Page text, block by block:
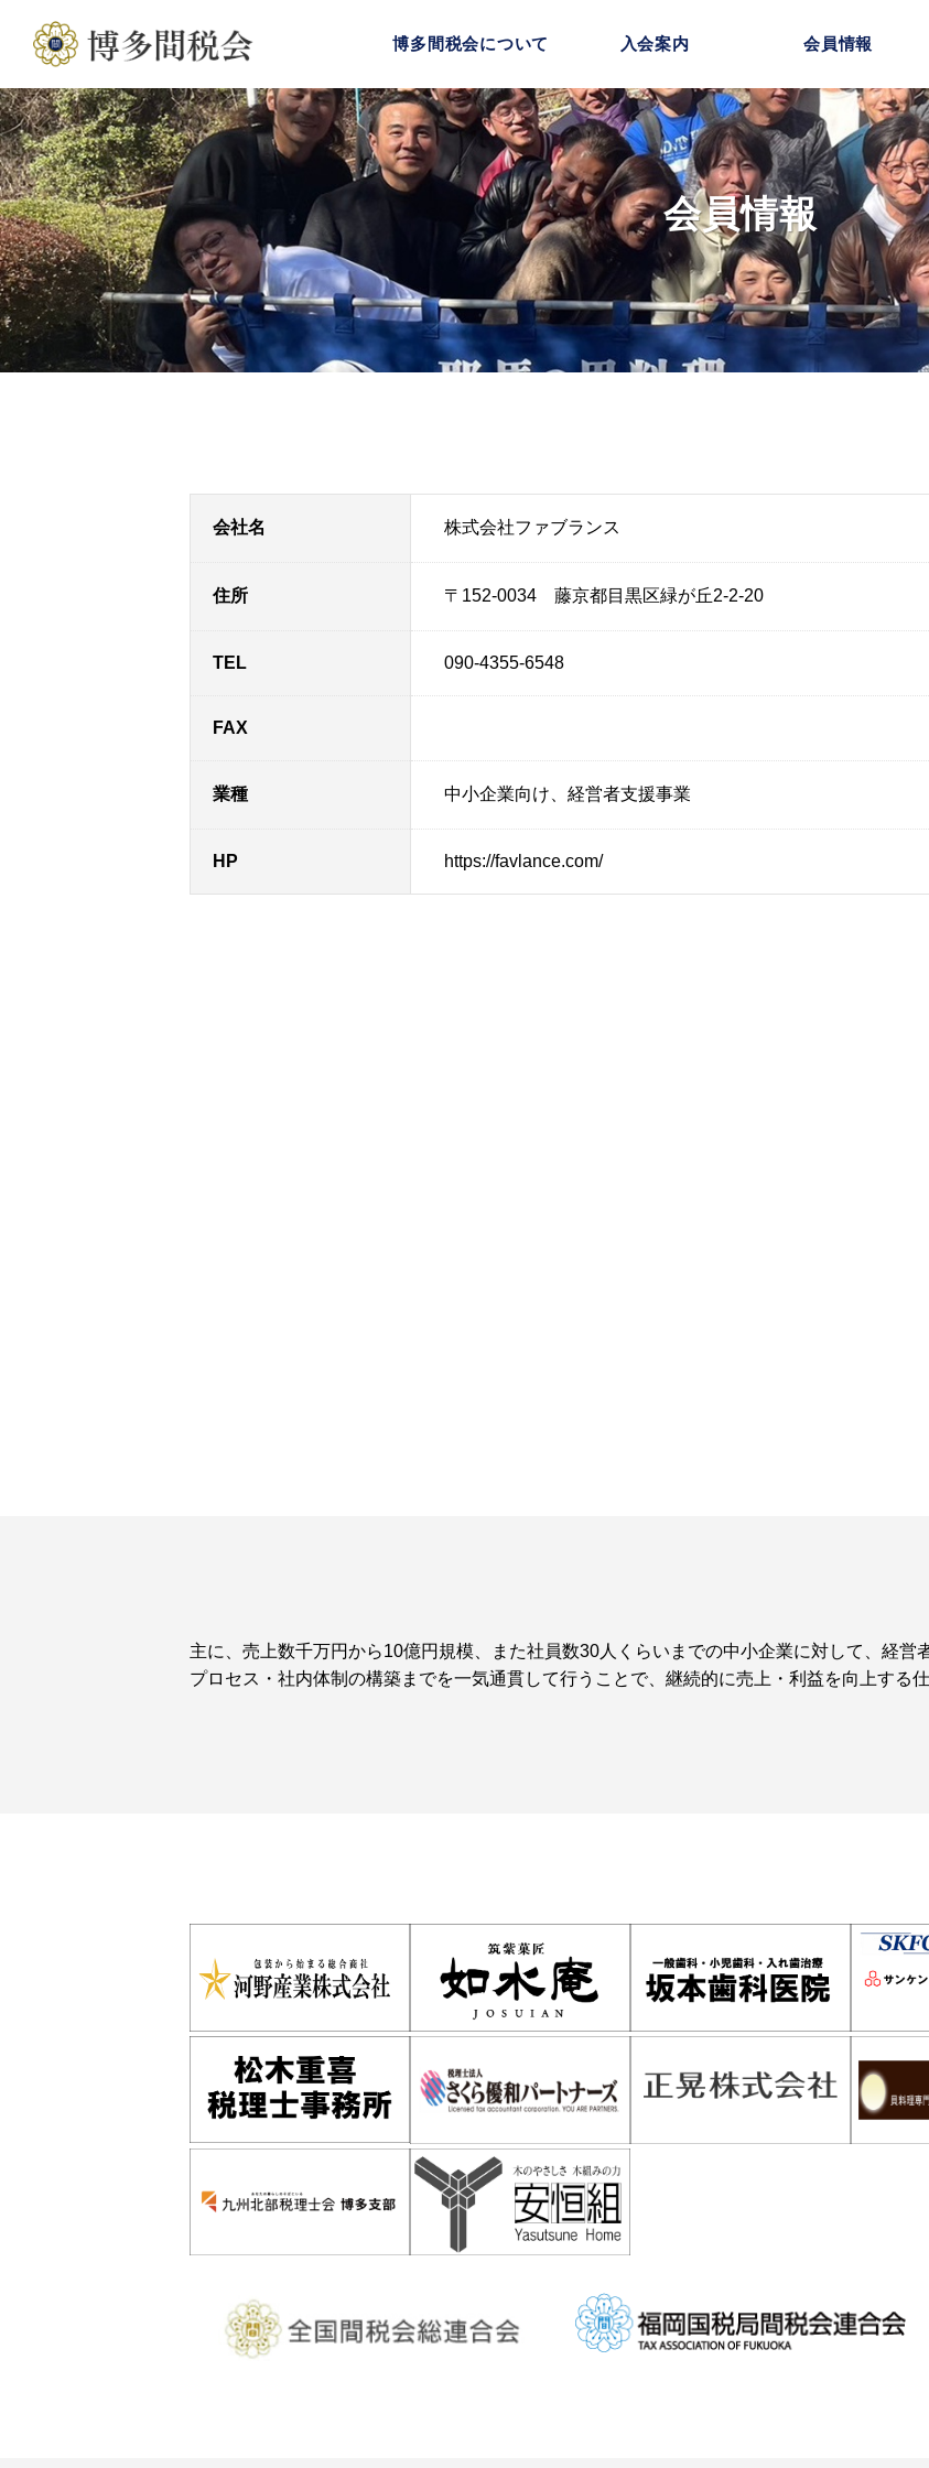
博多間税会について 入会案内 会員情報
会員情報
会社名 株式会社ファブランス
住所 〒152-0034 藤京都目黒区緑が丘2-2-20
TEL 090-4355-6548
FAX
業種 中小企業向け、経営者支援事業
HP https://favlance.com/
主に、売上数千万円から10億円規模、また社員数30人くらいまでの中小企業に対して、経営
プロセス・社内体制の構築までを一気通貫して行うことで、継続的に売上・利益を向上する仕